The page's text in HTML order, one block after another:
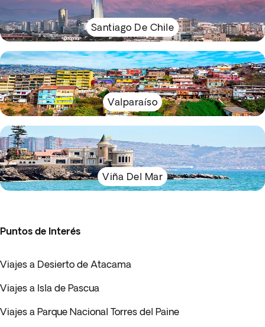
Santiago De Chile
Valparaíso
Viña Del Mar
Puntos de Interés
Viajes a Desierto de Atacama
Viajes a Isla de Pascua
Viajes a Parque Nacional Torres del Paine